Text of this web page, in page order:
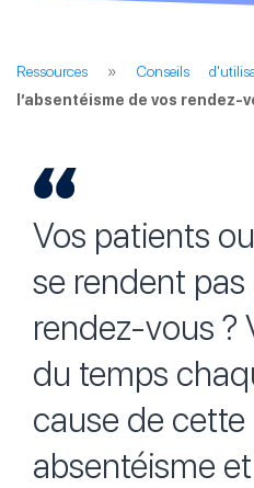
Ressources » Conseils
l’absentéisme de vos rendez-
Vos patients
se rendent pas
rendez-vous ?
du temps
cause de cette
absentéisme